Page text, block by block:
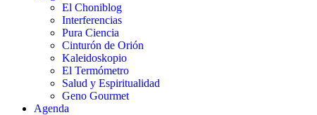
El Choniblog
Interferencias
Pura Ciencia
Cinturón de Orión
Kaleidoskopio
El Termómetro
Salud y Espiritualidad
Geno Gourmet
Agenda